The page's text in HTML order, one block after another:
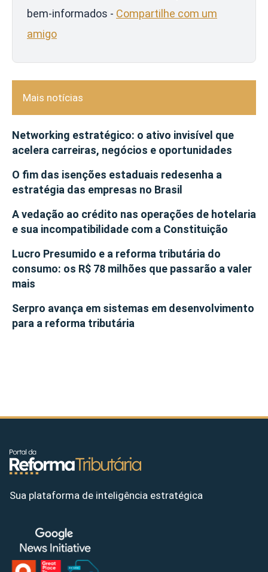
bem-informados - Compartilhe com um
amigo
Mais notícias
Networking estratégico: o ativo invisível que
acelera carreiras, negócios e oportunidades
O fim das isenções estaduais redesenha a
estratégia das empresas no Brasil
A vedação ao crédito nas operações de hotelaria
e sua incompatibilidade com a Constituição
Lucro Presumido e a reforma tributária do
consumo: os R$ 78 milhões que passarão a valer
mais
Serpro avança em sistemas em desenvolvimento
para a reforma tributária
Sua plataforma de inteligência estratégica